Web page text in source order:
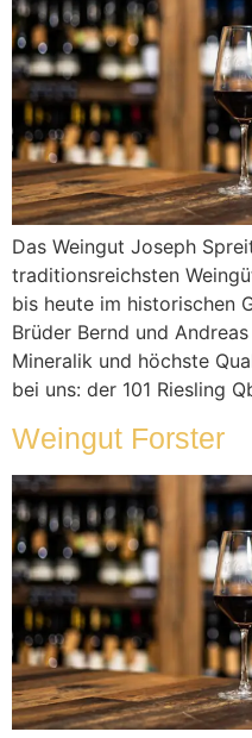
Das Weingut Joseph
traditionsreichsten
bis heute im historischen
Brüder Bernd und
Mineralik und höchste
bei uns: der 101 Riesling
Weingut Forster